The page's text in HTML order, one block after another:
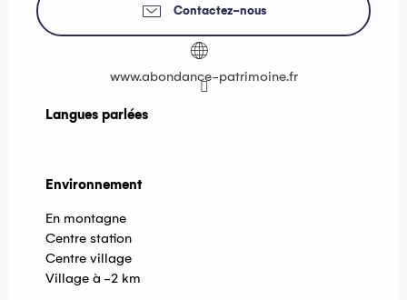
Contactez-nous
www.abondance-patrimoine.fr
Langues parlées
Langues parlées
Environnement
Environnement
En montagne
Centre station
Centre village
Village à -2 km